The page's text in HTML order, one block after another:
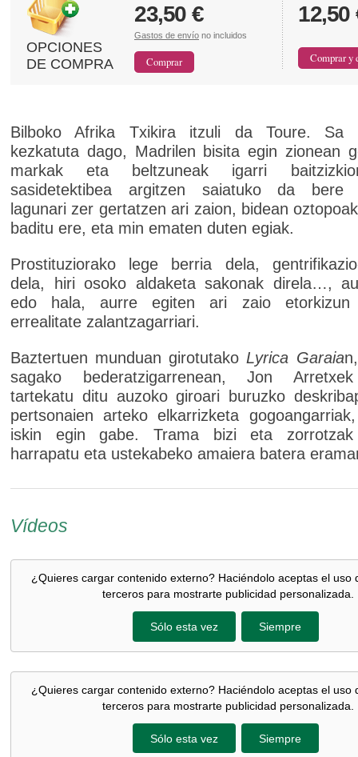
OPCIONES
DE COMPRA
23,50 €
Gastos de envío no incluidos
12,50
Bilboko Afrika Txikira itzuli da Toure. Sa
kezkatuta dago, Madrilen bisita egin zionean
markak eta beltzuneak igarri
sasidetektibea argitzen saiatuko da bere
lagunari zer gertatzen ari zaion, bidean
baditu ere, eta min ematen duten egiak.
Prostituziorako lege berria dela,
dela, hiri osoko aldaketa sakonak direla…,
edo hala, aurre egiten ari zaio etorkizun
errealitate zalantzagarriari.
Baztertuen munduan girotutako Lyrica Garaia
sagako bederatzigarrenean, Jon
tartekatu ditu auzoko giroari buruzko
pertsonaien arteko elkarrizketa
iskin egin gabe. Trama bizi eta zorrotzak
harrapatu eta ustekabeko amaiera batera
Vídeos
¿Quieres cargar contenido externo? Haciéndolo aceptas el uso
terceros para mostrarte publicidad personalizada.
Sólo esta vez Siempre
¿Quieres cargar contenido externo? Haciéndolo aceptas el uso
terceros para mostrarte publicidad personalizada.
Sólo esta vez Siempre